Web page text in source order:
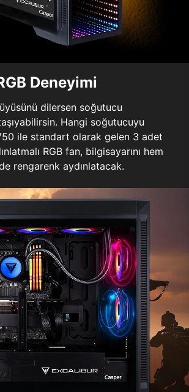
Deneyimi
dilersen soğutucu
Hangi soğutucuyu
ile standart olarak gelen 3 adet
RGB fan, bilgisayarını hem
rengarenk aydınlatacak.